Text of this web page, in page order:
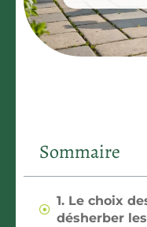
Sommaire
1. Le choix
désherber